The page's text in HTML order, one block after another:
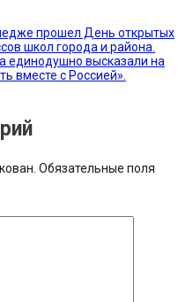
прошел День открытых
школ города и района.
единодушно высказали на
вместе с Россией».
Обязательные поля